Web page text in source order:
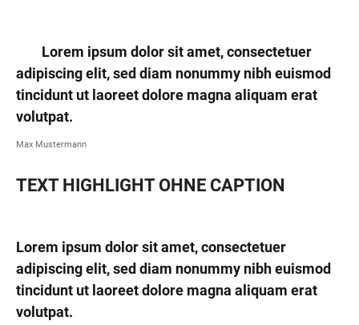
Lorem ipsum dolor sit amet, consectetuer
adipiscing elit, sed diam nonummy nibh euismod
tincidunt ut laoreet dolore magna aliquam erat
volutpat.
Max Mustermann
TEXT HIGHLIGHT OHNE CAPTION
Lorem ipsum dolor sit amet, consectetuer
adipiscing elit, sed diam nonummy nibh euismod
tincidunt ut laoreet dolore magna aliquam erat
volutpat.